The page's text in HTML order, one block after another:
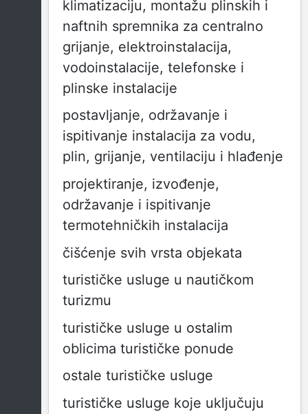
klimatizaciju, montažu plinskih i
naftnih spremnika za centralno
grijanje, elektroinstalacija,
vodoinstalacije, telefonske i
plinske instalacije
postavljanje, održavanje i
ispitivanje instalacija za vodu,
plin, grijanje, ventilaciju i hlađenje
projektiranje, izvođenje,
održavanje i ispitivanje
termotehničkih instalacija
čišćenje svih vrsta objekata
turističke usluge u nautičkom
turizmu
turističke usluge u ostalim
oblicima turističke ponude
ostale turističke usluge
turističke usluge koje uključuju